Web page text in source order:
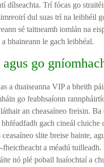
dílseachta. Trí fócas go
dul suas trí na leibhéil
sé taitneamh iomlán na
bhaineann le gach leibhéal.
go
a duaiseanna VIP a bheith
go feabhsaíonn
an cheasaíneo freisin.
gach cineál cluiche
slite breise bainte,
a méadú tuilleadh.
nó plé pobail luaíochtaí a